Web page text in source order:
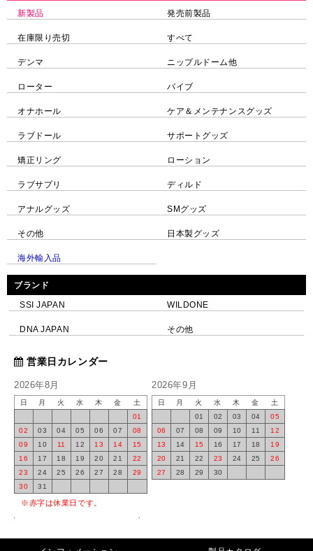
新製品 発売前製品
在庫限り売切 すべて
デンマ ニップルドーム他
ローター バイブ
オナホール ケア＆メンテナンスグッズ
ラブドール サポートグッズ
矯正リング ローション
ラブサプリ ディルド
アナルグッズ SMグッズ
その他 日本製グッズ
海外輸入品
ブランド
SSI JAPAN WILDONE
DNA JAPAN その他
営業日カレンダー
2026年8月
日 月 火 水 木 金
土
01
02
03 04 05 06 07
08
09
10 11 12 13 14
15
16
17 18 19 20 21
22
23
24 25 26 27 28
29
30
31
2026年9月
日 月 火 水 木 金
土
01
02 03 04
05
06
07 08 09 10 11
12
13
14 15 16 17 18
19
20
21 22 23 24 25
26
27
28 29 30
※赤字は休業日です。